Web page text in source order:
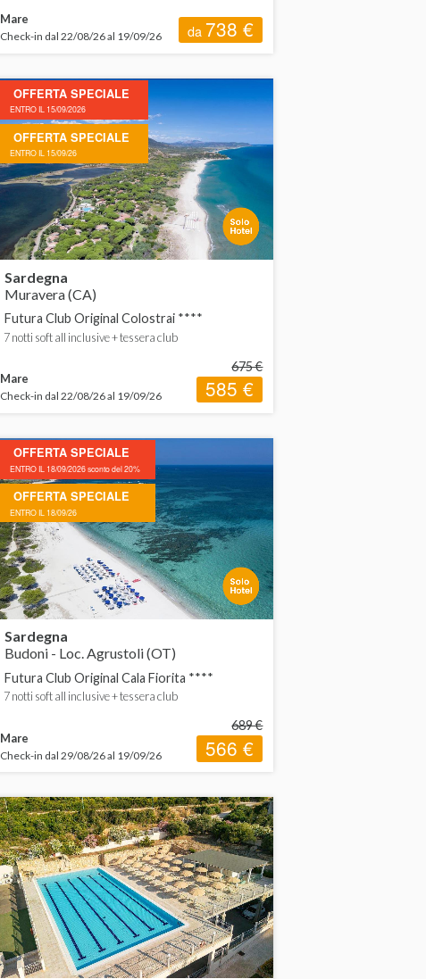
Mare
Check-in dal 22/08/26 al 19/09/26 da 738 €
OFFERTA SPECIALE
ENTRO IL 15/09/2026
OFFERTA SPECIALE
ENTRO IL 15/09/26
Sardegna
Muravera (CA)
Futura Club Original Colostrai ****
7 notti soft all inclusive + tessera club
Mare
Check-in dal 22/08/26 al 19/09/26
675 €
585 €
OFFERTA SPECIALE
ENTRO IL 18/09/2026 sconto del 20%
OFFERTA SPECIALE
ENTRO IL 18/09/26
Sardegna
Budoni - Loc. Agrustoli (OT)
Futura Club Original Cala Fiorita ****
7 notti soft all inclusive + tessera club
Mare
Check-in dal 29/08/26 al 19/09/26
689 €
566 €